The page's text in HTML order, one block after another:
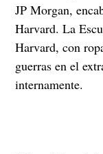
JP Morgan,
Harvard. La
Harvard, con
guerras en el
internamente.